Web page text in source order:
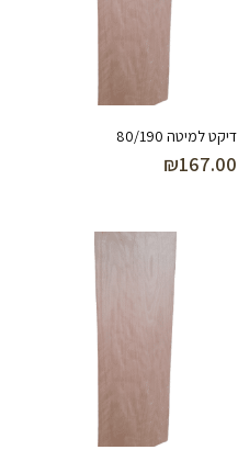
דיקט למיטה 80/190
₪167.00